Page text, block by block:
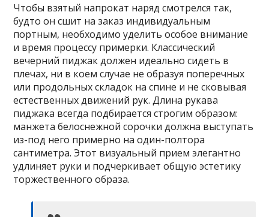
Чтобы взятый напрокат наряд смотрелся так,
будто он сшит на заказ индивидуальным
портным, необходимо уделить особое внимание
и время процессу примерки. Классический
вечерний пиджак должен идеально сидеть в
плечах, ни в коем случае не образуя поперечных
или продольных складок на спине и не сковывая
естественных движений рук. Длина рукава
пиджака всегда подбирается строгим образом:
манжета белоснежной сорочки должна выступать
из-под него примерно на один-полтора
сантиметра. Этот визуальный прием элегантно
удлиняет руки и подчеркивает общую эстетику
торжественного образа.